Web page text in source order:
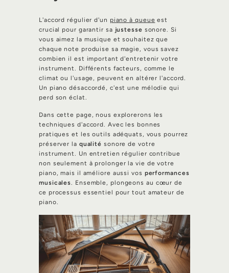
L'accord régulier d'un piano à queue est
crucial pour garantir sa justesse sonore. Si
vous aimez la musique et souhaitez que
chaque note produise sa magie, vous savez
combien il est important d'entretenir votre
instrument. Différents facteurs, comme le
climat ou l'usage, peuvent en altérer l'accord.
Un piano désaccordé, c'est une mélodie qui
perd son éclat.
Dans cette page, nous explorerons les
techniques d'accord. Avec les bonnes
pratiques et les outils adéquats, vous pourrez
préserver la qualité sonore de votre
instrument. Un entretien régulier contribue
non seulement à prolonger la vie de votre
piano, mais il améliore aussi vos performances
musicales . Ensemble, plongeons au cœur de
ce processus essentiel pour tout amateur de
piano.